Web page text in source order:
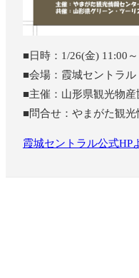
■日時：1/26(金) 11:00
■会場：霞城セントラ
■主催：山形県観光物産
■問合せ：やまがた観
霞城セントラル公式HP